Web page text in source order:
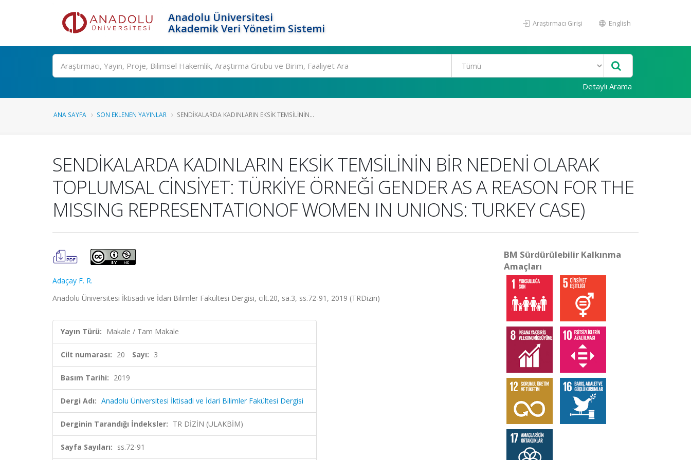
Anadolu Üniversitesi
Akademik Veri Yönetim Sistemi
Araştırmacı Girişi English
Ara
Detaylı Arama
ANA SAYFA SON EKLENEN YAYINLAR SENDİKALARDA KADINLARIN EKSİK TEMSİLİNİN...
SENDİKALARDA KADINLARIN EKSİK TEMSİLİNİN BİR NEDENİ OLARAK
TOPLUMSAL CİNSİYET: TÜRKİYE ÖRNEĞİ GENDER AS A REASON FOR THE
MISSING REPRESENTATIONOF WOMEN IN UNIONS: TURKEY CASE)
Adaçay F. R.
Anadolu Üniversitesi İktisadi ve İdari Bilimler Fakültesi Dergisi, cilt.20, sa.3, ss.72-91, 2019 (TRDizin)
Yayın Türü: Makale / Tam Makale
Cilt numarası: 20 Sayı: 3
Basım Tarihi: 2019
Dergi Adı: Anadolu Üniversitesi İktisadi ve İdari Bilimler Fakültesi Dergisi
Derginin Tarandığı İndeksler: TR DİZİN (ULAKBİM)
Sayfa Sayıları: ss.72-91
BM Sürdürülebilir Kalkınma
Amaçları